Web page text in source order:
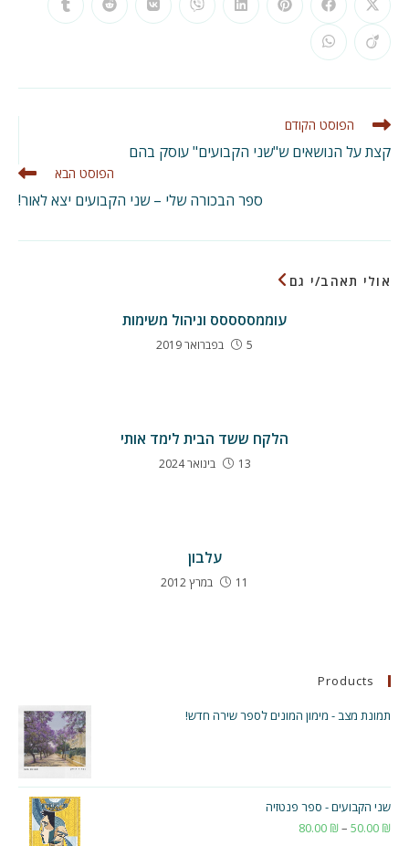
Opens
in
a
new
window
Opens
in
a
new
window
Opens
in
Opens
in
Opens
in
Opens
in
Opens
in
Opens
in
Opens
in
new
Opens
in
new
לקרוא
נוספים
הפוסט הקודם
קצת על הנושאים ש"שני הקבועים" עוסק בהם
הפוסט הבא
ספר הבכורה שלי – שני הקבועים יצא לאור!
אולי תאהב/י גם
עוממססססס וניהול משימות
5 בפברואר 2019
הלקח ששד הבית לימד אותי
13 בינואר 2024
עלבון
11 במרץ 2012
Products
תמונת מצב - מימון המונים לספר שירה חדש!
שני הקבועים - ספר פנטזיה
50.00 ₪
–
80.00 ₪